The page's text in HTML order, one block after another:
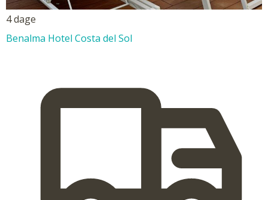
4 dage
Benalma Hotel Costa del Sol